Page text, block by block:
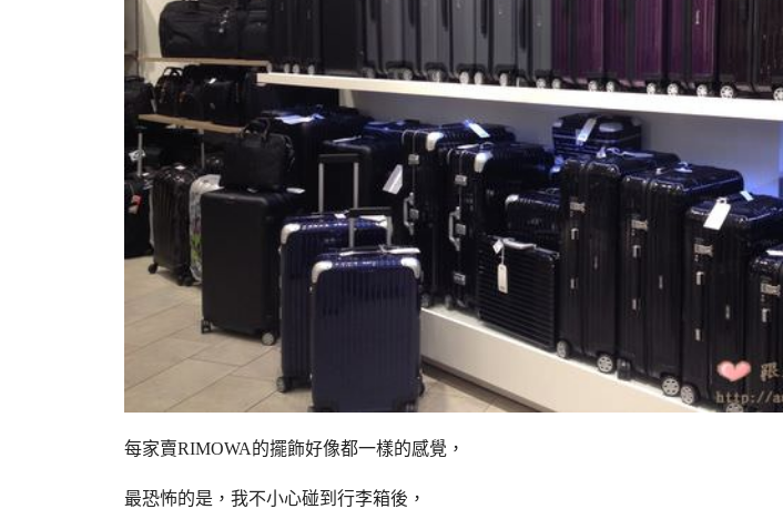
每家賣RIMOWA的擺飾好像都一樣的感覺，
最恐怖的是，我不小心碰到行李箱後，